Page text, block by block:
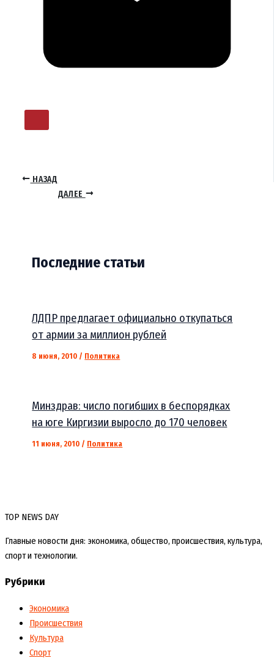
НАЗАД
ДАЛЕЕ
Последние статьи
ЛДПР предлагает официально откупаться
от армии за миллион рублей
8 июня, 2010 / Политика
Минздрав: число погибших в беспорядках
на юге Киргизии выросло до 170 человек
11 июня, 2010 / Политика
TOP NEWS DAY
Главные новости дня: экономика, общество, происшествия, культура,
спорт и технологии.
Рубрики
Экономика
Происшествия
Культура
Спорт